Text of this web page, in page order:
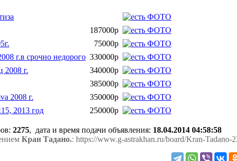
187000р
75000р
г.в срочно недорого 330000р
2008 г. 340000р
385000р
2008 г. 350000р
2013 год 250000р
: 2275, дата и время подачи объявления: 18.04.2014 04:58:58
Кран Тадано.: https://www.g-astrakhan.ru/board/Kran-Tadano-